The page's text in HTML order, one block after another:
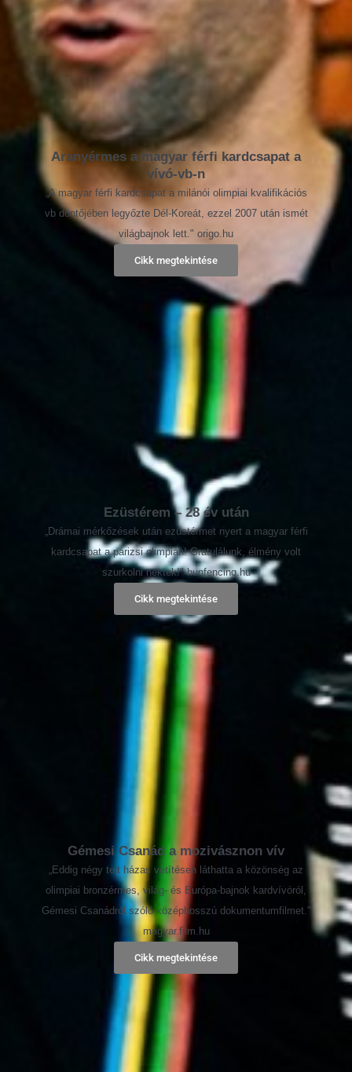
Aranyérmes a magyar férfi kardcsapat a
vívó-vb-n
„A magyar férfi kardcsapat a milánói olimpiai kvalifikációs
vb döntőjében legyőzte Dél-Koreát, ezzel 2007 után ismét
világbajnok lett." origo.hu
Cikk megtekintése
Ezüstérem – 28 év után
„Drámai mérkőzések után ezüstérmet nyert a magyar férfi
kardcsapat a párizsi olimpián! Gratulálunk, élmény volt
szurkolni nektek!" hunfencing.hu
Cikk megtekintése
Gémesi Csanád a mozivásznon vív
„Eddig négy telt házas vetítésen láthatta a közönség az
olimpiai bronzérmes, világ- és Európa-bajnok kardvívóról,
Gémesi Csanádról szóló középhosszú dokumentumfilmet."
magyar.film.hu
Cikk megtekintése